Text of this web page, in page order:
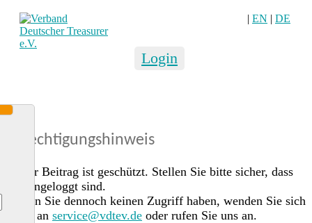
| EN | DE
Login
Berechtigungshinweis
Dieser Beitrag ist geschützt. Stellen Sie bitte sicher, dass
Sie eingeloggt sind.
Sollten Sie dennoch keinen Zugriff haben, wenden Sie sich
gerne an service@vdtev.de oder rufen Sie uns an.